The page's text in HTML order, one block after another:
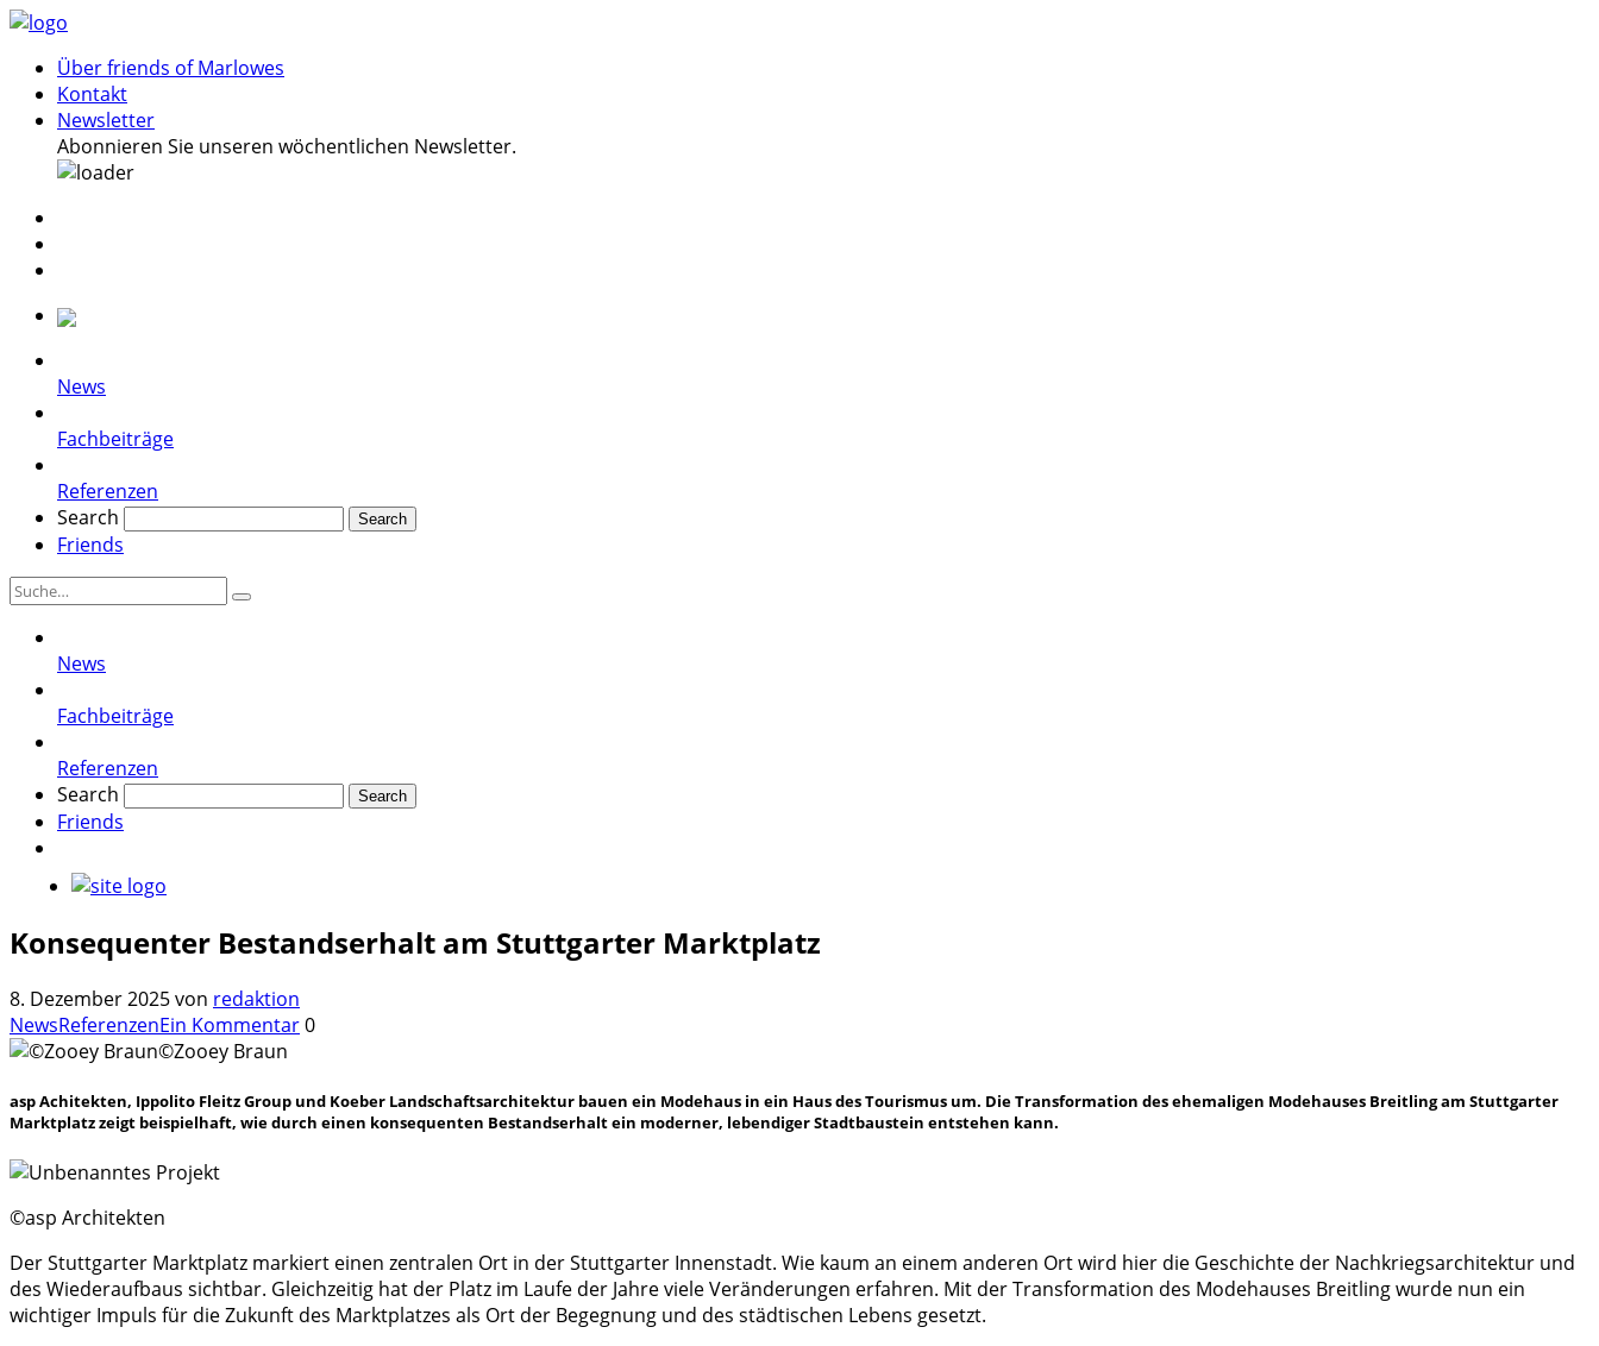
Über friends of Marlowes
Kontakt
Newsletter
Abonnieren Sie unseren wöchentlichen Newsletter.
News
Fachbeiträge
Referenzen
Search
Friends
News
Fachbeiträge
Referenzen
Search
Friends
Konsequenter Bestandserhalt am Stuttgarter Marktplatz
8. Dezember 2025von redaktion
NewsReferenzenEin Kommentar0
©Zooey Braun
asp Achitekten, Ippolito Fleitz Group und Koeber Landschaftsarchitektur bauen ein Modehaus in ein Haus des Tourismus um. Die Transformation des ehemaligen Modehauses Breitling am Stuttgarter
Marktplatz zeigt beispielhaft, wie durch einen konsequenten Bestandserhalt ein moderner, lebendiger Stadtbaustein entstehen kann.
©asp Architekten
Der Stuttgarter Marktplatz markiert einen zentralen Ort in der Stuttgarter Innenstadt. Wie kaum an einem anderen Ort wird hier die Geschichte der Nachkriegsarchitektur und
des Wiederaufbaus sichtbar. Gleichzeitig hat der Platz im Laufe der Jahre viele Veränderungen erfahren. Mit der Transformation des Modehauses Breitling wurde nun ein
wichtiger Impuls für die Zukunft des Marktplatzes als Ort der Begegnung und des städtischen Lebens gesetzt.